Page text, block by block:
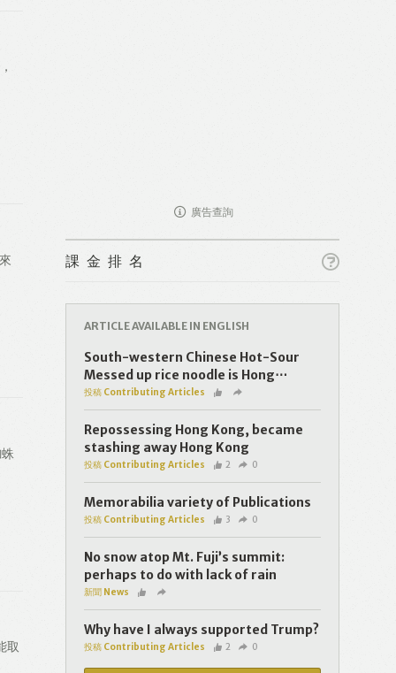
取
廣告查詢
課金排名
ARTICLE AVAILABLE IN ENGLISH
South-western Chinese Hot-Sour
Messed up rice noodle is Hong⋯
投稿 Contributing Articles
Repossessing Hong Kong, became
stashing away Hong Kong
投稿 Contributing Articles 2 0
Memorabilia variety of Publications
投稿 Contributing Articles 3 0
No snow atop Mt. Fuji’s summit:
perhaps to do with lack of rain
新聞 News
Why have I always supported Trump?
投稿 Contributing Articles 2 0